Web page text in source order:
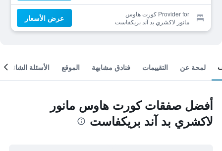
Provider for كورت هاوس
مانور لاكشري بد آند بريكفاست
عرض الأسعار
لمحة عن التقييمات فنادق مشابهة الموقع الأسئلة الشائعة
أفضل صفقات كورت هاوس مانور
لاكشري بد آند بريكفاست